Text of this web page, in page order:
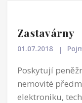
Zastavárny
01.07.2018
Poskytují
nemovité
elektroniku,